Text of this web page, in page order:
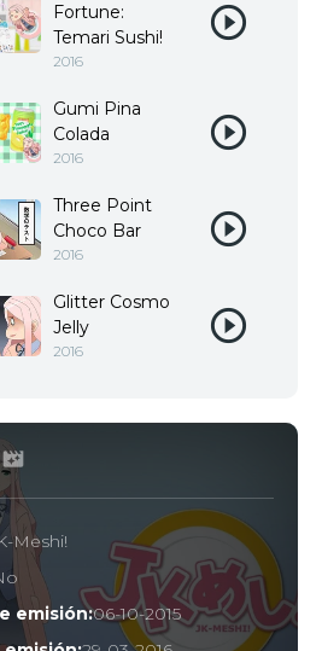
Fortune:
Temari Sushi!
2016
Gumi Pina
Colada
2016
Three Point
Choco Bar
2016
Glitter Cosmo
Jelly
2016
Meshi!
emisión:06-10-2015